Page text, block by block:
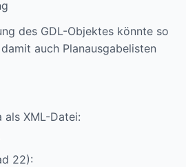
des GDL-Objektes könnte so
auch Planausgabelisten
als XML-Datei:
22):